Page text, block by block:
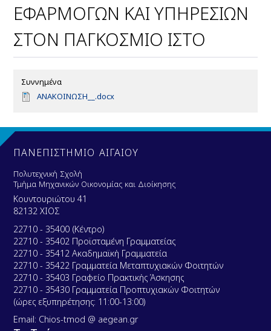
ΕΦΑΡΜΟΓΩΝ ΚΑΙ ΥΠΗΡΕΣΙΩΝ
ΣΤΟΝ ΠΑΓΚΟΣΜΙΟ ΙΣΤΟ
Συννημένα
D
u
e
n
t
ΑΝΑΚΟΙΝΩΣΗ__.docx
ΠΑΝΕΠΙΣΤΗΜΙΟ ΑΙΓΑΙΟΥ
Πολυτεχνική Σχολή
Τμήμα Μηχανικών Οικονομίας και Διοίκησης
Κουντουριώτου 41
82132 ΧΙΟΣ
22710 - 35400 (Κέντρο)
22710 - 35402 Προϊσταμένη Γραμματείας
22710 - 35412 Ακαδημαϊκή Γραμματεία
22710 - 35422 Γραμματεία Μεταπτυχιακών Φοιτητών
22710 - 35403 Γραφείο Πρακτικής Άσκησης
22710 - 35430 Γραμματεία Προπτυχιακών Φοιτητών
(ώρες εξυπηρέτησης: 11:00-13:00)
Email: Chios-tmod @ aegean.gr